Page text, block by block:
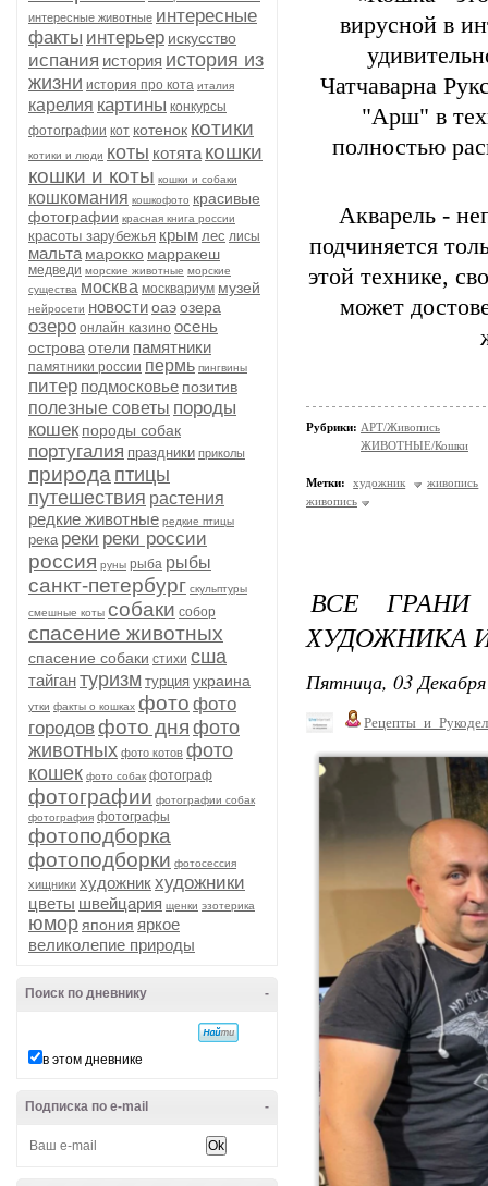
интересные животные интересные
факты интерьер искусство
испания история история из
жизни история про кота италия
карелия картины конкурсы
фотографии кот котенок котики
котики и люди коты котята кошки
кошки и коты кошки и собаки
кошкомания кошкофото красивые
фотографии красная книга россии
красоты зарубежья крым лес лисы
мальта марокко марракеш
медведи морские животные морские
существа москва москвариум музей
нейросети новостиоаэозера
озеро онлайн казино осень
острова отели памятники
памятники россии пермь пингвины
питер подмосковье позитив
полезные советы породы
кошек породы собак
португалия праздники приколы
природа птицы
путешествия растения
редкие животные редкие птицы
река реки реки россии
россия руны рыба рыбы
санкт-петербург скульптуры
смешные коты собаки собор
спасение животных
спасение собаки стихи сша
тайгантуризм турция украина
утки факты о кошках фото фото
городовфото дня фото
животных фото котов фото
кошек фото собак фотограф
фотографии фотографии собак
фотография фотографы
фотоподборка
фотоподборки фотосессия
хищники художникхудожники
цветы швейцария щенки эзотерика
юмор япония яркое
великолепие природы
-
Поиск по дневнику
в этом дневнике
-
Подписка по e-mail
вирусной в
Чатчаварна
"Арш" в
полностью
Акварель -
подчиняется
этой технике,
может
Рубрики: АРТ/Живопись
ЖИВОТНЫЕ/Кошки
Метки: художник
живопись
живопись
ВСЕ ГРАНИ
ХУДОЖНИКА
Пятница, 03